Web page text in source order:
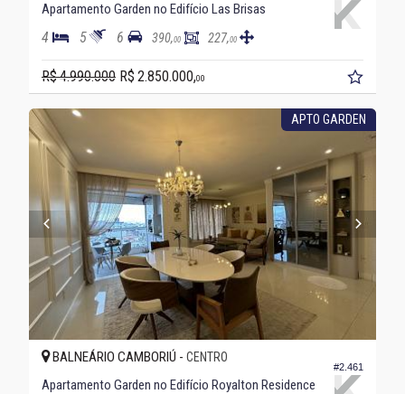
Apartamento Garden no Edifício Las Brisas
4 5 6 390,00 227,00
R$ 4.990.000 R$ 2.850.000,00
APTO GARDEN
#2.461
BALNEÁRIO CAMBORIÚ - CENTRO
Apartamento Garden no Edifício Royalton Residence